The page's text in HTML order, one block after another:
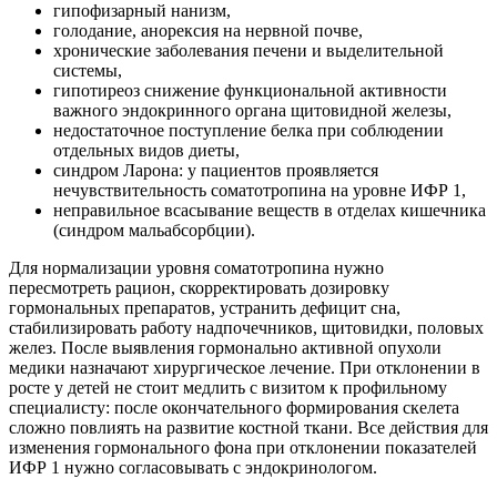
гипофизарный нанизм,
голодание, анорексия на нервной почве,
хронические заболевания печени и выделительной
системы,
гипотиреоз снижение функциональной активности
важного эндокринного органа щитовидной железы,
недостаточное поступление белка при соблюдении
отдельных видов диеты,
синдром Ларона: у пациентов проявляется
нечувствительность соматотропина на уровне ИФР 1,
неправильное всасывание веществ в отделах кишечника
(синдром мальабсорбции).
Для нормализации уровня соматотропина нужно
пересмотреть рацион, скорректировать дозировку
гормональных препаратов, устранить дефицит сна,
стабилизировать работу надпочечников, щитовидки, половых
желез. После выявления гормонально активной опухоли
медики назначают хирургическое лечение. При отклонении в
росте у детей не стоит медлить с визитом к профильному
специалисту: после окончательного формирования скелета
сложно повлиять на развитие костной ткани. Все действия для
изменения гормонального фона при отклонении показателей
ИФР 1 нужно согласовывать с эндокринологом.